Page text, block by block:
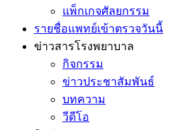
แพ็กเกจศัลยกรรม
รายชื่อแพทย์เข้าตรวจวันนี้
ข่าวสารโรงพยาบาล
กิจกรรม
ข่าวประชาสัมพันธ์
บทความ
วีดีโอ